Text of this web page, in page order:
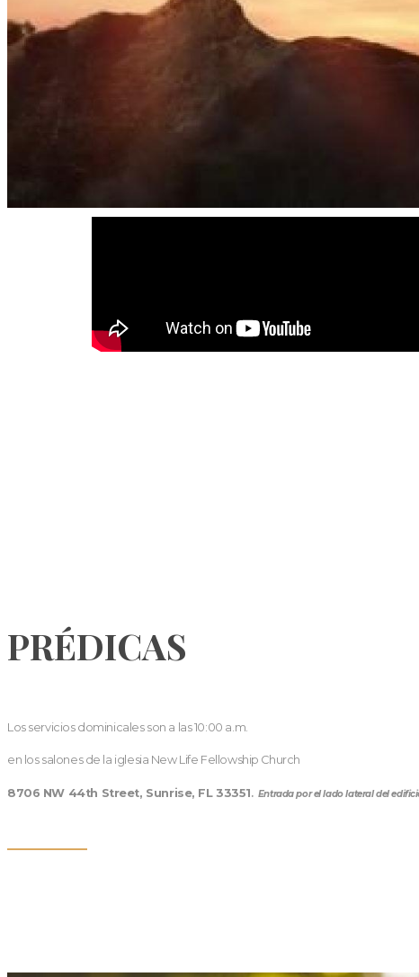
PRÉDICAS
Los servicios dominicales son a las 10:00 a.m.
en los salones de la iglesia New Life Fellowship Church
8706 NW 44th Street, Sunrise, FL 33351. Entrada por el lado lateral del